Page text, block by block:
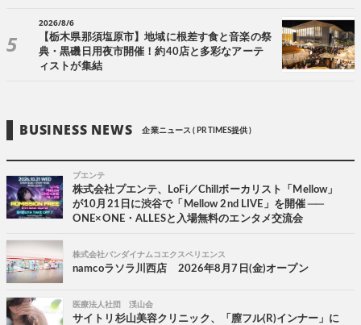
2026/8/6
【栃木県那須塩原市】地域に根差す食と音楽の祭
典・黒磯日用夜市開催！約40店と多彩なアーテ
ィストが集結
BUSINESS NEWS 企業ニュース ( PR TIMES提供 )
プエンテ
株式会社プエンテ、LoFi／Chillボーカリスト「Mellow」
が10月21日に渋谷で「Mellow 2nd LIVE」を開催 ──
ONE×ONE・ALLESと入場無料のエンタメ交流会
株式会社バンダイナムコエクスペリエンス
namcoラソラ川西店 2026年8月7日(金)オープン
医療法人社団 渓山会
サイトリ杉山美容クリニック、「膣フル(R)インナー」に